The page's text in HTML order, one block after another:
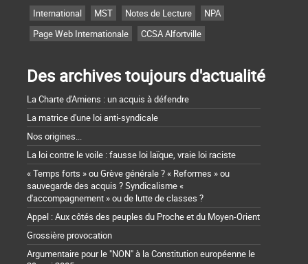
International
MST Notes de Lecture
NPA
Page Web Internationale
CCSA Alfortville
Des archives toujours d'actualité
La Charte d'Amiens : un acquis à défendre
La matrice d'une loi anti-syndicale
Nos origines...
La loi contre le voile : fausse loi laïque, vraie loi raciste
« Temps forts » ou Grève générale ? « Reformes » ou
sauvegarde des acquis ? Syndicalisme «
d'accompagnement » ou de lutte de classes ?
Appel : Aux côtés des peuples du Proche et du Moyen-Orient
Grossière provocation
Argumentaire pour le "NON" à la Constitution européenne le